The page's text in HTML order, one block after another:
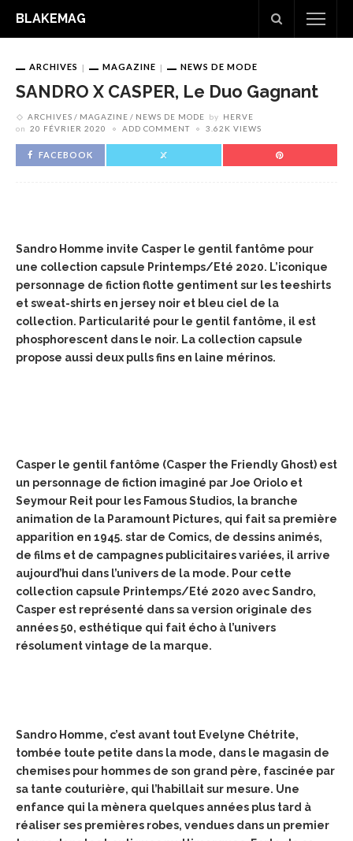
BLAKEMAG
ARCHIVES MAGAZINE NEWS DE MODE
SANDRO X CASPER, Le Duo Gagnant
ARCHIVES MAGAZINE NEWS DE MODE by HERVE
on 20 FÉVRIER 2020 ADD COMMENT 3.62K VIEWS
FACEBOOK
Sandro Homme invite Casper le gentil fantôme pour
une collection capsule Printemps/Eté 2020. L’iconique
personnage de fiction flotte gentiment sur les teeshirts
et sweat-shirts en jersey noir et bleu ciel de la
collection. Particularité pour le gentil fantôme, il est
phosphorescent dans le noir. La collection capsule
propose aussi deux pulls fins en laine mérinos.
Casper le gentil fantôme (Casper the Friendly Ghost) est
un personnage de fiction imaginé par Joe Oriolo et
Seymour Reit pour les Famous Studios, la branche
animation de la Paramount Pictures, qui fait sa première
apparition en 1945. star de Comics, de dessins animés,
de films et de campagnes publicitaires variées, il arrive
aujourd’hui dans l’univers de la mode. Pour cette
collection capsule Printemps/Eté 2020 avec Sandro,
Casper est représenté dans sa version originale des
années 50, esthétique qui fait écho à l’univers
résolument vintage de la marque.
Sandro Homme, c’est avant tout Evelyne Chétrite,
tombée toute petite dans la mode, dans le magasin de
chemises pour hommes de son grand père, fascinée par
sa tante couturière, qui l’habillait sur mesure. Une
enfance qui la mènera quelques années plus tard à
réaliser ses premières robes, vendues dans un premier